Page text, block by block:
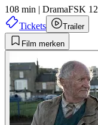
108 min | DramaFSK 12
Tickets
Trailer
Film merken